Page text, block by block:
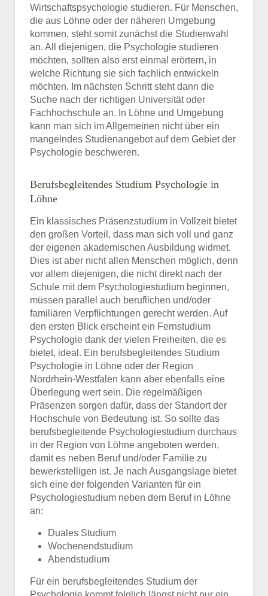
Wirtschaftspsychologie studieren. Für Menschen,
die aus Löhne oder der näheren Umgebung
kommen, steht somit zunächst die Studienwahl
an. All diejenigen, die Psychologie studieren
möchten, sollten also erst einmal erörtern, in
welche Richtung sie sich fachlich entwickeln
möchten. Im nächsten Schritt steht dann die
Suche nach der richtigen Universität oder
Fachhochschule an. In Löhne und Umgebung
kann man sich im Allgemeinen nicht über ein
mangelndes Studienangebot auf dem Gebiet der
Psychologie beschweren.
Berufsbegleitendes Studium Psychologie in
Löhne
Ein klassisches Präsenzstudium in Vollzeit bietet
den großen Vorteil, dass man sich voll und ganz
der eigenen akademischen Ausbildung widmet.
Dies ist aber nicht allen Menschen möglich, denn
vor allem diejenigen, die nicht direkt nach der
Schule mit dem Psychologiestudium beginnen,
müssen parallel auch beruflichen und/oder
familiären Verpflichtungen gerecht werden. Auf
den ersten Blick erscheint ein Fernstudium
Psychologie dank der vielen Freiheiten, die es
bietet, ideal. Ein berufsbegleitendes Studium
Psychologie in Löhne oder der Region
Nordrhein-Westfalen kann aber ebenfalls eine
Überlegung wert sein. Die regelmäßigen
Präsenzen sorgen dafür, dass der Standort der
Hochschule von Bedeutung ist. So sollte das
berufsbegleitende Psychologiestudium durchaus
in der Region von Löhne angeboten werden,
damit es neben Beruf und/oder Familie zu
bewerkstelligen ist. Je nach Ausgangslage bietet
sich eine der folgenden Varianten für ein
Psychologiestudium neben dem Beruf in Löhne
an:
Duales Studium
Wochenendstudium
Abendstudium
Für ein berufsbegleitendes Studium der